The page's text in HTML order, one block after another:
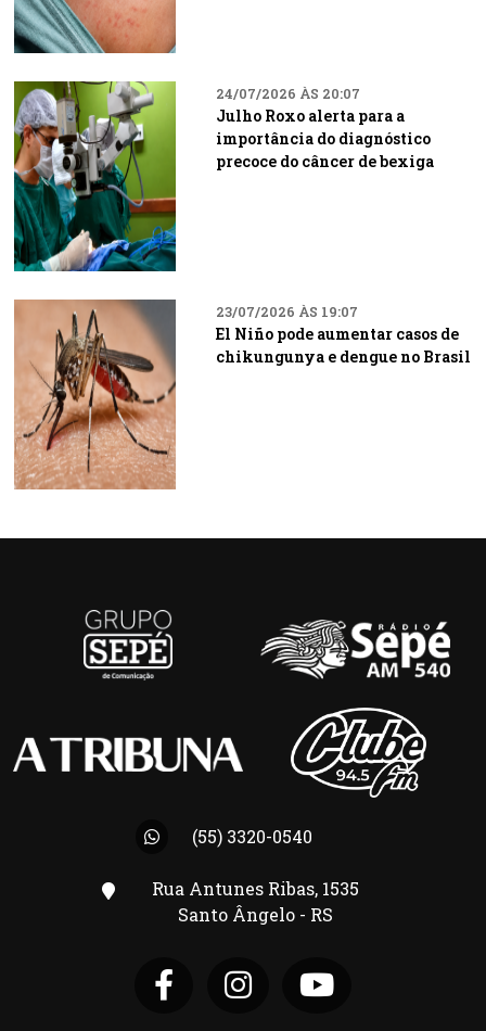
24/07/2026 ÀS 20:07
Julho Roxo alerta para a
importância do diagnóstico
precoce do câncer de bexiga
23/07/2026 ÀS 19:07
El Niño pode aumentar casos de
chikungunya e dengue no Brasil
(55) 3320-0540
Rua Antunes Ribas, 1535
Santo Ângelo - RS